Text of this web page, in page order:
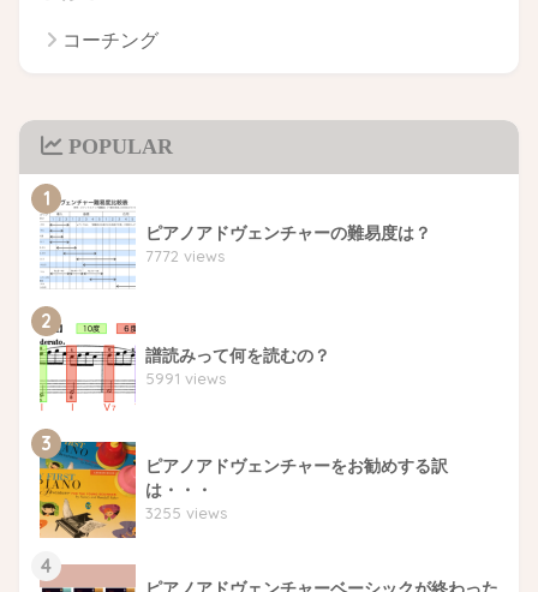
コーチング
POPULAR
1
ピアノアドヴェンチャーの難易度は？
7772 views
2
譜読みって何を読むの？
5991 views
3
ピアノアドヴェンチャーをお勧めする訳
は・・・
3255 views
4